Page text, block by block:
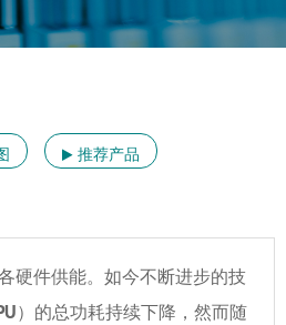
推荐产品
硬件供能。如今不断进步的技
）的总功耗持续下降，然而随